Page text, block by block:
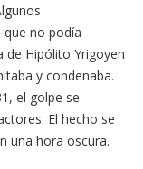
que no podía
de Hipólito Yrigoyen
y condenaba.
el golpe se
El hecho se
una hora oscura.